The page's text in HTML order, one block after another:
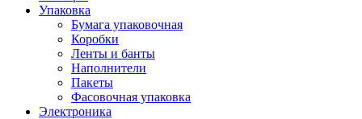
Упаковка
Бумага упаковочная
Коробки
Ленты и банты
Наполнители
Пакеты
Фасовочная упаковка
Электроника